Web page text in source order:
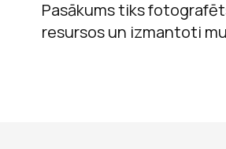
Pasākums tiks
resursos un izmantoti